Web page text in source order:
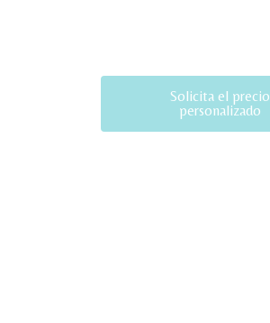
Solicita el precio
personalizado